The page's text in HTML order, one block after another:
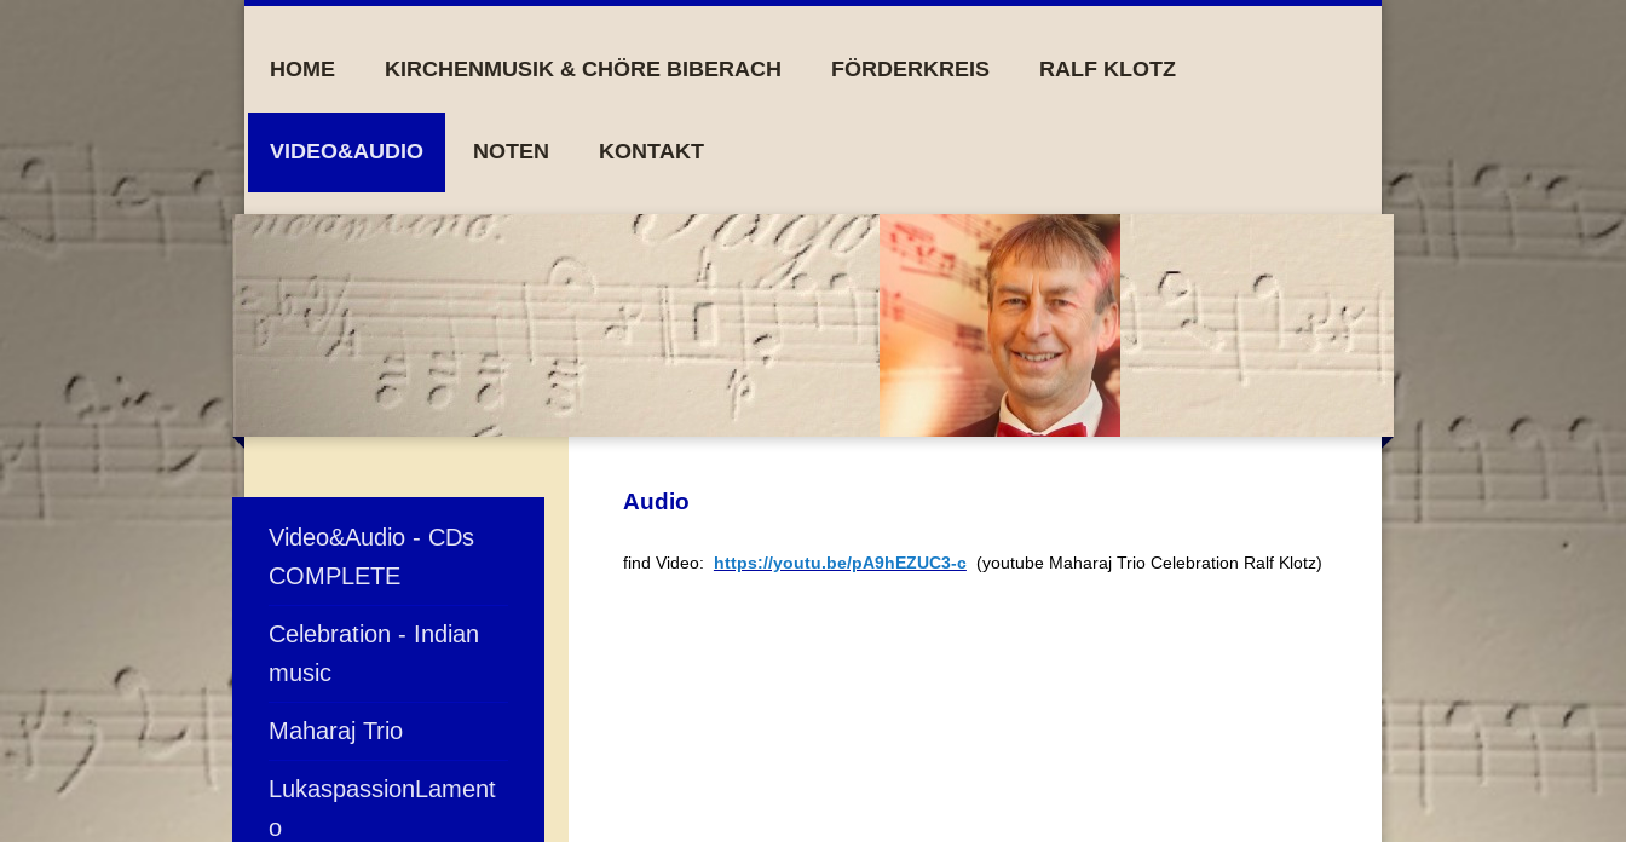
HOME KIRCHENMUSIK & CHÖRE BIBERACH FÖRDERKREIS RALF KLOTZ
VIDEO&AUDIO NOTEN KONTAKT
Audio
find Video: https://youtu.be/pA9hEZUC3-c (youtube Maharaj Trio Celebration Ralf Klotz)
Video&Audio - CDs
COMPLETE
Celebration - Indian
music
Maharaj Trio
LukaspassionLament
o